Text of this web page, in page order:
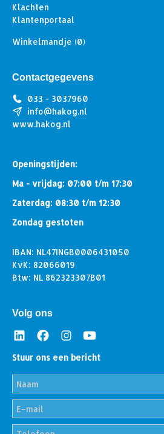
Klachten
Klantenportaal
Winkelmandje (0)
Contactgegevens
033 - 3037960
info@hakog.nl
www.hakog.nl
Openingstijden:
Ma - vrijdag: 07:00 t/m 17:30
Zaterdag: 08:30 t/m 12:30
Zondag gestoten
IBAN: NL47INGB0006431050
KvK: 82066019
Btw: NL 862323307B01
Volg ons
Stuur ons een bericht